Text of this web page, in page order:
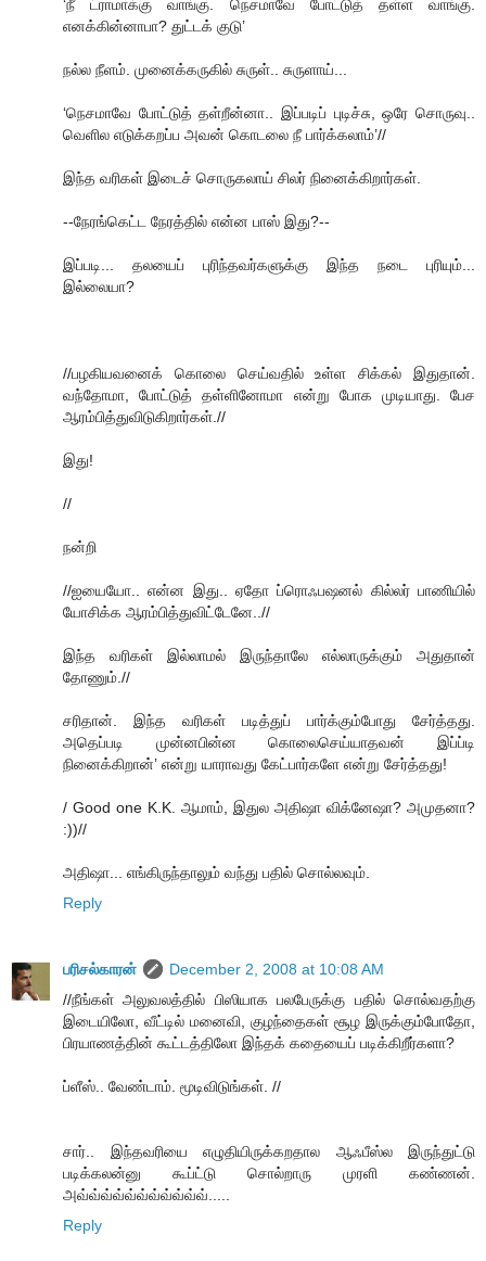
‘நீ ட்ராமாக்கு வாங்கு. நெசமாவே போட்டுத் தள்ள வாங்கு.
எனக்கின்னாபா? துட்டக் குடு’
நல்ல நீளம். முனைக்கருகில் சுருள்.. சுருளாய்...
‘நெசமாவே போட்டுத் தள்றீன்னா.. இப்படிப் புடிச்சு, ஒரே சொருவு..
வெளில எடுக்கறப்ப அவன் கொடலை நீ பார்க்கலாம்’//
இந்த வரிகள் இடைச் சொருகலாய் சிலர் நினைக்கிறார்கள்.
--நேரங்கெட்ட நேரத்தில் என்ன பாஸ் இது?--
இப்படி... தலயைப் புரிந்தவர்களுக்கு இந்த நடை புரியும்...
இல்லையா?
//பழகியவனைக் கொலை செய்வதில் உள்ள சிக்கல் இதுதான்.
வந்தோமா, போட்டுத் தள்ளினோமா என்று போக முடியாது. பேச
ஆரம்பித்துவிடுகிறார்கள்.//
இது!
//
நன்றி
//ஐயையோ.. என்ன இது.. ஏதோ ப்ரொஃபஷனல் கில்லர் பாணியில்
யோசிக்க ஆரம்பித்துவிட்டேனே..//
இந்த வரிகள் இல்லாமல் இருந்தாலே எல்லாருக்கும் அதுதான்
தோணும்.//
சரிதான். இந்த வரிகள் படித்துப் பார்க்கும்போது சேர்த்தது.
அதெப்படி முன்னபின்ன கொலைசெய்யாதவன் இப்ப்டி
நினைக்கிறான்’ என்று யாராவது கேட்பார்களே என்று சேர்த்தது!
/ Good one K.K. ஆமாம், இதுல அதிஷா விக்னேஷா? அமுதனா?
:))//
அதிஷா... எங்கிருந்தாலும் வந்து பதில் சொல்லவும்.
Reply
பரிசல்காரன்
December 2, 2008 at 10:08 AM
//நீங்கள் அலுவலத்தில் பிஸியாக பலபேருக்கு பதில் சொல்வதற்கு
இடையிலோ, வீட்டில் மனைவி, குழந்தைகள் சூழ இருக்கும்போதோ,
பிரயாணத்தின் கூட்டத்திலோ இந்தக் கதையைப் படிக்கிறீர்களா?
ப்ளீஸ்.. வேண்டாம். மூடிவிடுங்கள். //
சார்.. இந்தவரியை எழுதியிருக்கறதால ஆஃபீஸ்ல இருந்துட்டு
படிக்கலன்னு கூப்ட்டு சொல்றாரு முரளி கண்ணன்.
அவ்வ்வ்வ்வ்வ்வ்வ்வ்வ்வ்.....
Reply